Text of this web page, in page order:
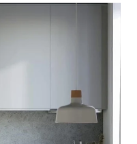
moderno con el foco
Havstorp gris claro,